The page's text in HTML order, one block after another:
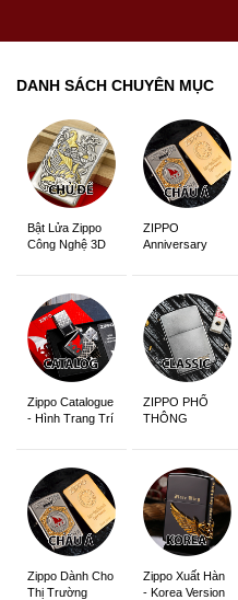
DANH SÁCH CHUYÊN MỤC
Bật Lửa Zippo
Công Nghệ 3D
ZIPPO
Anniversary
Zippo Catalogue
- Hình Trang Trí
ZIPPO PHỔ
THÔNG
Zippo Dành Cho
Thị Trường
Zippo Xuất Hàn
- Korea Version